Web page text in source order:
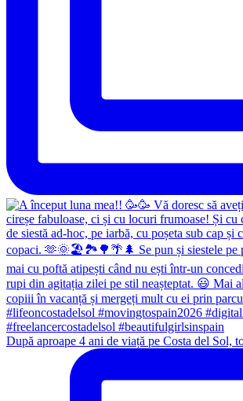
După aproape 4 ani de viață pe Costa del Sol,